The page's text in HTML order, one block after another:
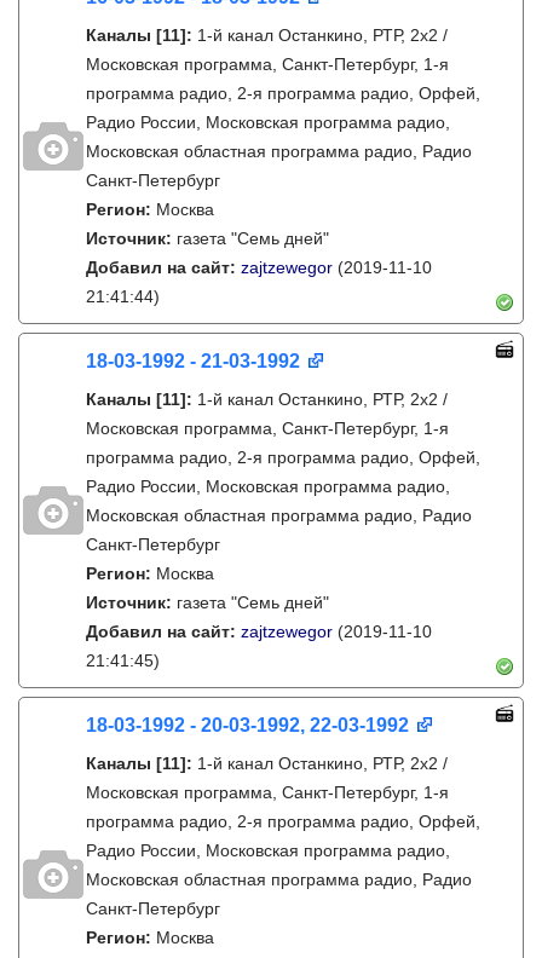
Каналы [11]: 1-й канал Останкино, РТР, 2х2 /
Московская программа, Санкт-Петербург, 1-я
программа радио, 2-я программа радио, Орфей,
Радио России, Московская программа радио,
Московская областная программа радио, Радио
Санкт-Петербург
Регион: Москва
Источник: газета "Семь дней"
Добавил на сайт: zajtzewegor (2019-11-10
21:41:44)
18-03-1992 - 21-03-1992
Каналы [11]: 1-й канал Останкино, РТР, 2х2 /
Московская программа, Санкт-Петербург, 1-я
программа радио, 2-я программа радио, Орфей,
Радио России, Московская программа радио,
Московская областная программа радио, Радио
Санкт-Петербург
Регион: Москва
Источник: газета "Семь дней"
Добавил на сайт: zajtzewegor (2019-11-10
21:41:45)
18-03-1992 - 20-03-1992, 22-03-1992
Каналы [11]: 1-й канал Останкино, РТР, 2х2 /
Московская программа, Санкт-Петербург, 1-я
программа радио, 2-я программа радио, Орфей,
Радио России, Московская программа радио,
Московская областная программа радио, Радио
Санкт-Петербург
Регион: Москва